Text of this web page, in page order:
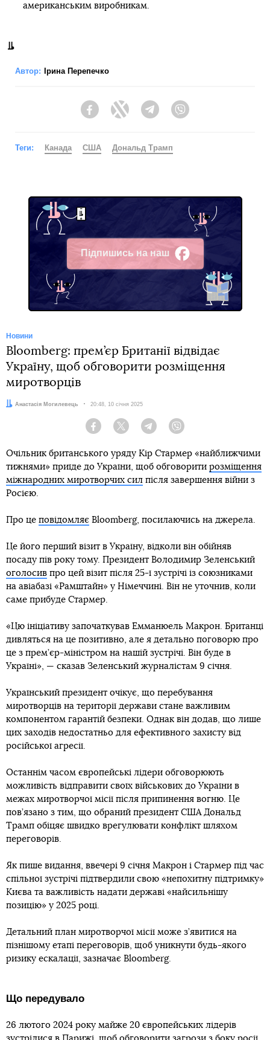
американським виробникам.
Автор: Ірина Перепечко
FacebookTwitter Telegram
Теги: Канада США Дональд Трамп
Підпишись на наш
Facebook
Новини
Bloomberg: прем’єр Британії відвідає
Україну, щоб обговорити розміщення
миротворців
Автор:
Анастасія Могилевець Дата:
20:48, 10 січня 2025
Facebook Twitter Telegram
Очільник британського уряду Кір Стармер «найближчими
тижнями» приїде до України, щоб обговорити розміщення
міжнародних миротворчих сил після завершення війни з
Росією.
Про це повідомляє Bloomberg, посилаючись на джерела.
Це його перший візит в Україну, відколи він обійняв
посаду пів року тому. Президент Володимир Зеленський
оголосив про цей візит після 25-ї зустрічі із союзниками
на авіабазі «Рамштайн» у Німеччині. Він не уточнив, коли
саме прибуде Стармер.
«Цю ініціативу започаткував Емманюель Макрон. Британці
дивляться на це позитивно, але я детально поговорю про
це з прем’єр-міністром на нашій зустрічі. Він буде в
Україні», — сказав Зеленський журналістам 9 січня.
Український президент очікує, що перебування
миротворців на території держави стане важливим
компонентом гарантій безпеки. Однак він додав, що лише
цих заходів недостатньо для ефективного захисту від
російської агресії.
Останнім часом європейські лідери обговорюють
можливість відправити своїх військових до України в
межах миротворчої місії після припинення вогню. Це
пов’язано з тим, що обраний президент США Дональд
Трамп обіцяє швидко врегулювати конфлікт шляхом
переговорів.
Як пише видання, ввечері 9 січня Макрон і Стармер під час
спільної зустрічі підтвердили свою «непохитну підтримку»
Києва та важливість надати державі «найсильнішу
позицію» у 2025 році.
Детальний план миротворчої місії може з’явитися на
пізнішому етапі переговорів, щоб уникнути будь-якого
ризику ескалації, зазначає Bloomberg.
Що передувало
26 лютого 2024 року майже 20 європейських лідерів